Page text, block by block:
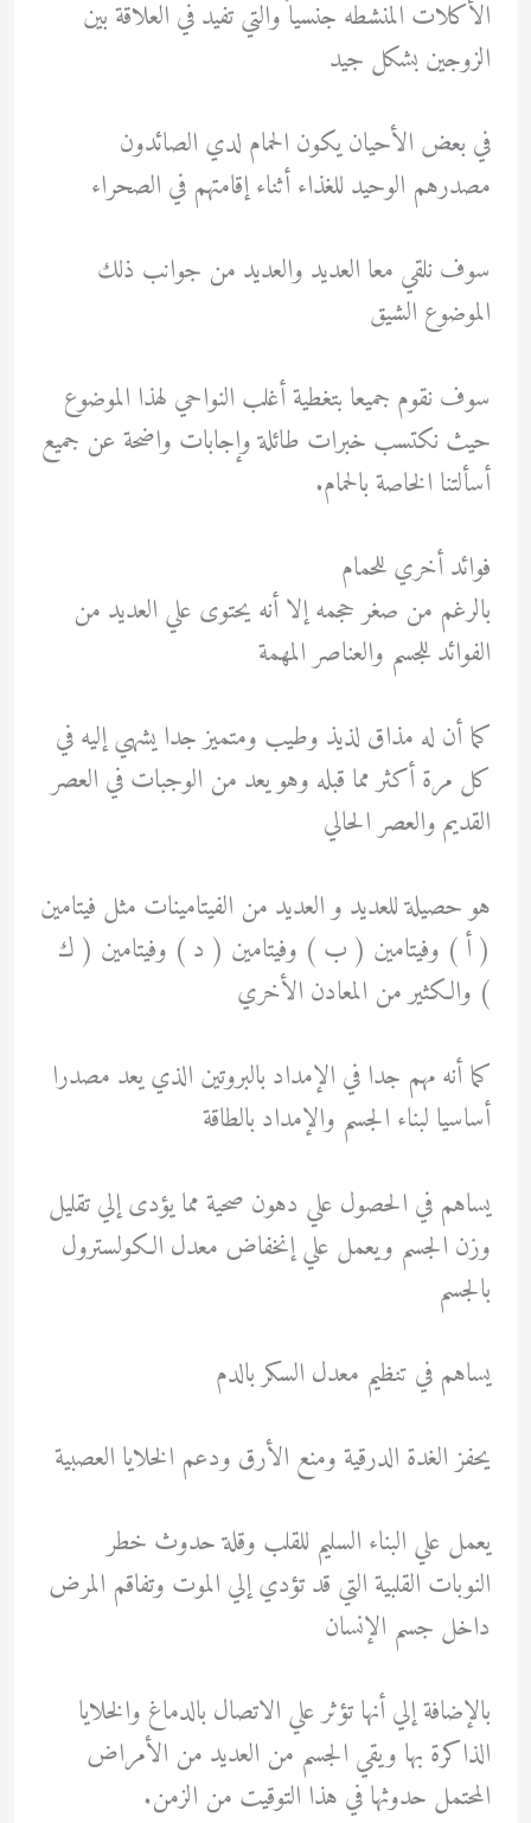
الأكلات المنشطه جنسياً والتي تفيد في العلاقة بين
الزوجين بشكل جيد
في بعض الأحيان يكون الحمام لدي الصائدون
مصدرهم الوحيد للغذاء أثناء إقامتهم في الصحراء
سوف نلقي معا العديد والعديد من جوانب ذلك
الموضوع الشيق
سوف نقوم جميعا بتغطية أغلب النواحي لهذا الموضوع
حيث نكتسب خبرات طائلة وإجابات واضحة عن جميع
أسألتنا الخاصة بالحمام.
فوائد أخري للحمام
بالرغم من صغر حجمه إلا أنه يحتوى علي العديد من
الفوائد للجسم والعناصر المهمة
كما أن له مذاق لذيذ وطيب ومتميز جدا يشهي إليه في
كل مرة أكثر مما قبله وهو يعد من الوجبات في العصر
القديم والعصر الحالي
هو حصيلة للعديد و العديد من الفيتامينات مثل فيتامين
( أ ) وفيتامين ( ب ) وفيتامين ( د ) وفيتامين ( ك
) والكثير من المعادن الأخري
كما أنه مهم جدا في الإمداد بالبروتين الذي يعد مصدرا
أساسيا لبناء الجسم والإمداد بالطاقة
يساهم في الحصول علي دهون صحية مما يؤدى إلي تقليل
وزن الجسم ويعمل علي إنخفاض معدل الكولسترول
بالجسم
يساهم في تنظيم معدل السكر بالدم
يحفز الغدة الدرقية ومنع الأرق ودعم الخلايا العصبية
يعمل علي البناء السليم للقلب وقلة حدوث خطر
النوبات القلبية التي قد تؤدي إلي الموت وتفاقم المرض
داخل جسم الإنسان
بالإضافة إلي أنها تؤثر علي الاتصال بالدماغ والخلايا
الذاكرة بها ويقي الجسم من العديد من الأمراض
المحتمل حدوثها في هذا التوقيت من الزمن.